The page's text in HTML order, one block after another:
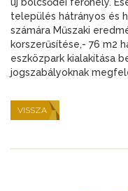
település hátrányos és
számára Műszaki
korszerűsítése,- 76 m2
eszközpark kialakítása
jogszabályoknak
VISSZA